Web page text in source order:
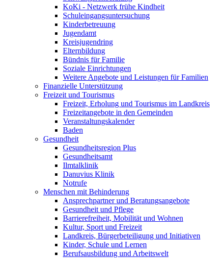
KoKi - Netzwerk frühe Kindheit
Schuleingangsuntersuchung
Kinderbetreuung
Jugendamt
Kreisjugendring
Elternbildung
Bündnis für Familie
Soziale Einrichtungen
Weitere Angebote und Leistungen für Familien
Finanzielle Unterstützung
Freizeit und Tourismus
Freizeit, Erholung und Tourismus im Landkreis
Freizeitangebote in den Gemeinden
Veranstaltungskalender
Baden
Gesundheit
Gesundheitsregion Plus
Gesundheitsamt
Ilmtalklinik
Danuvius Klinik
Notrufe
Menschen mit Behinderung
Ansprechpartner und Beratungsangebote
Gesundheit und Pflege
Barrierefreiheit, Mobilität und Wohnen
Kultur, Sport und Freizeit
Landkreis, Bürgerbeteiligung und Initiativen
Kinder, Schule und Lernen
Berufsausbildung und Arbeitswelt